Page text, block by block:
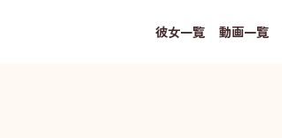
彼女一覧 動画一覧